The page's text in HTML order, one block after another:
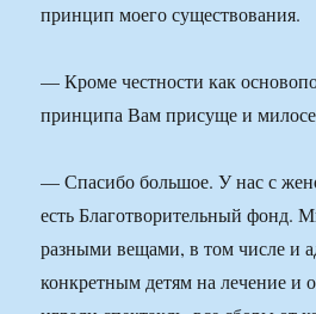
принцип моего существования.
— Кроме честности как
принципа Вам присуще и
— Спасибо большое. У нас с
есть Благотворительный фонд.
разными вещами, в том числе и
конкретным детям на лечение и